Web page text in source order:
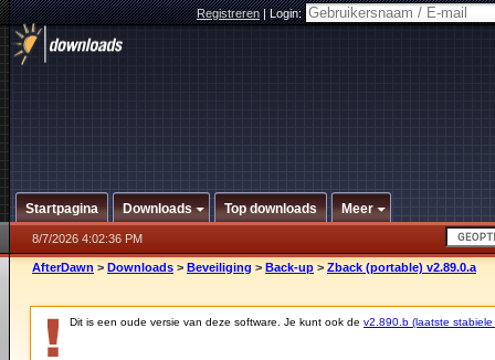
Registreren|Login:
Startpagina Downloads Top downloads Meer
8/7/2026 4:02:36 PM
AfterDawn > Downloads > Beveiliging > Back-up > Zback (portable) v2.89.0.a
Dit is een oude versie van deze software. Je kunt ook de v2.890.b (laatste stabiele